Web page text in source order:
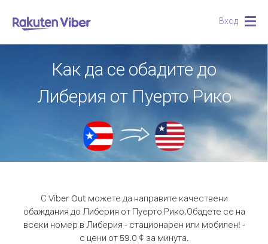
Вход
Как да се обадите до
Либерия от Пуерто Рико
С Viber Out можете да направите качествени
обаждания до Либерия от Пуерто Рико.Обадете се на
всеки номер в Либерия - стационарен или мобилен! -
с цени от 59.0 ¢ за минута.